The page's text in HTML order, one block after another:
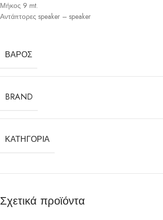
Μήκος 9 mt.
Αντάπτορες speaker – speaker
ΒΆΡΟΣ
BRAND
ΚΑΤΗΓΟΡΊΑ
Σχετικά προϊόντα